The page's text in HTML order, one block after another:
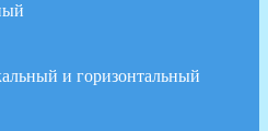
и горизонтальный